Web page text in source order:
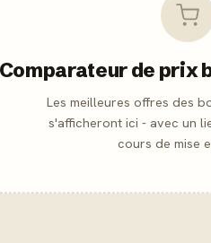
Comparateur de prix
Les meilleures offres des
s'afficheront ici - avec un
cours de mise